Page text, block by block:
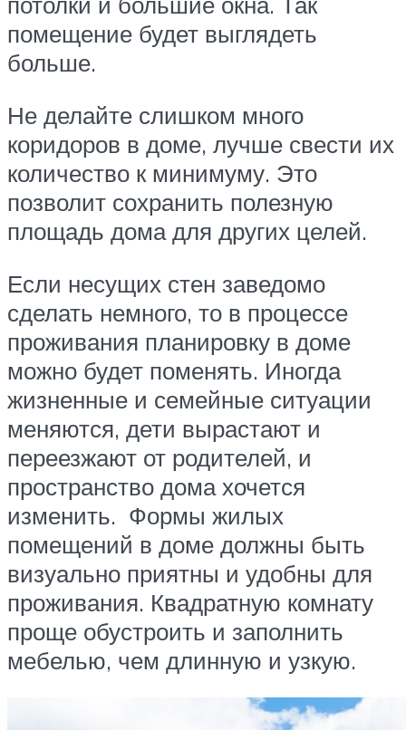
помещение будет выглядеть
больше.
Не делайте слишком много
коридоров в доме, лучше свести их
количество к минимуму. Это
позволит сохранить полезную
площадь дома для других целей.
Если несущих стен заведомо
сделать немного, то в процессе
проживания планировку в доме
можно будет поменять. Иногда
жизненные и семейные ситуации
меняются, дети вырастают и
переезжают от родителей, и
пространство дома хочется
изменить. Формы жилых
помещений в доме должны быть
визуально приятны и удобны для
проживания. Квадратную комнату
проще обустроить и заполнить
мебелью, чем длинную и узкую.